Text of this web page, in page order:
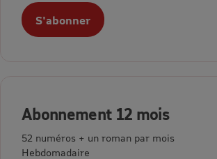
S'abonner
Abonnement 12 mois
52 numéros + un roman par mois
Hebdomadaire